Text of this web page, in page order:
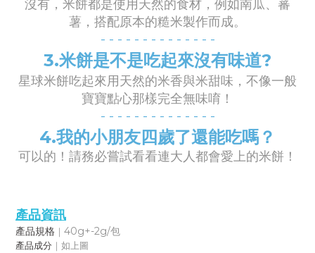
沒有，米餅都是使用天然的食材，例如南瓜、蕃
薯，搭配原本的糙米製作而成。
- - - - - - - - - - - - - -
3.米餅是不是吃起來沒有味道?
星球米餅吃起來用天然的米香與米甜味，不像一般
寶寶點心那樣完全無味唷！
- - - - - - - - - - - - - -
4.我的小朋友四歲了還能吃嗎？
可以的！請務必嘗試看看連大人都會愛上的米餅！
產品資訊
產品規格 ｜ 40g+-2g/包
產品成分 ｜如上圖